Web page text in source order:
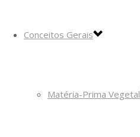
Conceitos Gerais
Matéria-Prima Vegetal